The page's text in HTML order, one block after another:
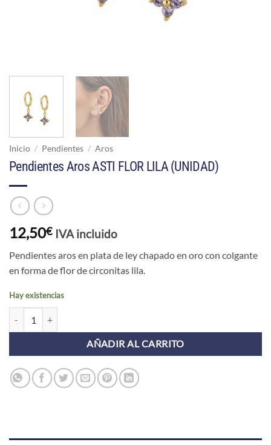
Inicio / Pendientes / Aros
Pendientes Aros ASTI FLOR LILA (UNIDAD)
12,50€ IVA incluido
Pendientes aros en plata de ley chapado en oro con colgante
en forma de flor de circonitas lila.
Hay existencias
AÑADIR AL CARRITO